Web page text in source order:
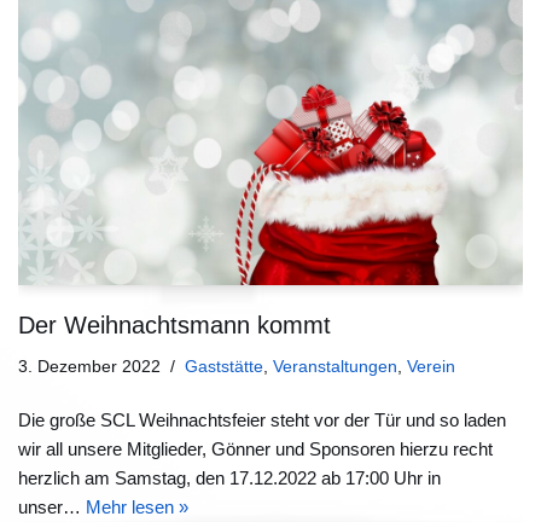
Der Weihnachtsmann kommt
3. Dezember 2022 Gaststätte, Veranstaltungen, Verein
Die große SCL Weihnachtsfeier steht vor der Tür und so laden
wir all unsere Mitglieder, Gönner und Sponsoren hierzu recht
herzlich am Samstag, den 17.12.2022 ab 17:00 Uhr in
unser… Mehr lesen »